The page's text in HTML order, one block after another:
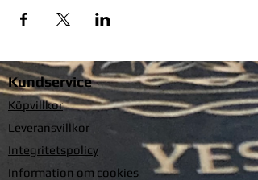
Kundservice
Köpvillkor
Leveransvillkor
Integritetspolicy
Information om cookies